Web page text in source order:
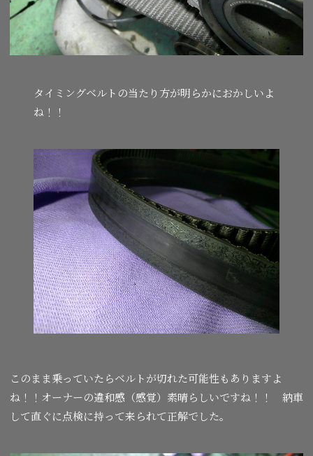
タイミングベルトの当たり方が明らかにおかしいよ
ね！！
このまま乗っていたらベルトが切れた可能性もありますよ
ね！！オーナーの違和感（感覚）素晴らしいですね！！ 納車
して直ぐに点検に持って来られて正解でした。